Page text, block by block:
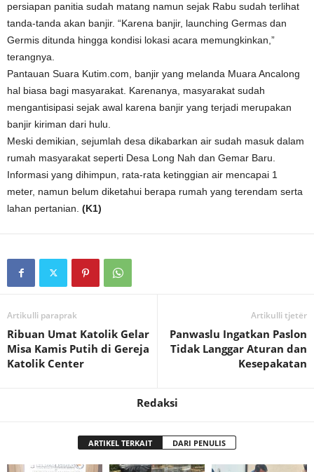
persiapan panitia sudah matang namun sejak Rabu sudah terlihat
tanda-tanda akan banjir. “Karena banjir, launching Germas dan
Germis ditunda hingga kondisi lokasi acara memungkinkan,”
terangnya.
Pantauan Suara Kutim.com, banjir yang melanda Muara Ancalong
hal biasa bagi masyarakat. Karenanya, masyarakat sudah
mengantisipasi sejak awal karena banjir yang terjadi merupakan
banjir kiriman dari hulu.
Meski demikian, sejumlah desa dikabarkan air sudah masuk dalam
rumah masyarakat seperti Desa Long Nah dan Gemar Baru.
Informasi yang dihimpun, rata-rata ketinggian air mencapai 1
meter, namun belum diketahui berapa rumah yang terendam serta
lahan pertanian. (K1)
Artikulli paraprak
Ribuan Umat Katolik Gelar
Misa Kamis Putih di Gereja
Katolik Center
Artikulli tjetër
Panwaslu Ingatkan Paslon
Tidak Langgar Aturan dan
Kesepakatan
Redaksi
ARTIKEL TERKAIT DARI PENULIS